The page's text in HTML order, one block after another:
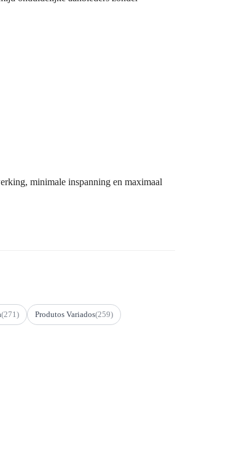
minimale inspanning en maximaal
(271) Produtos Variados(259)